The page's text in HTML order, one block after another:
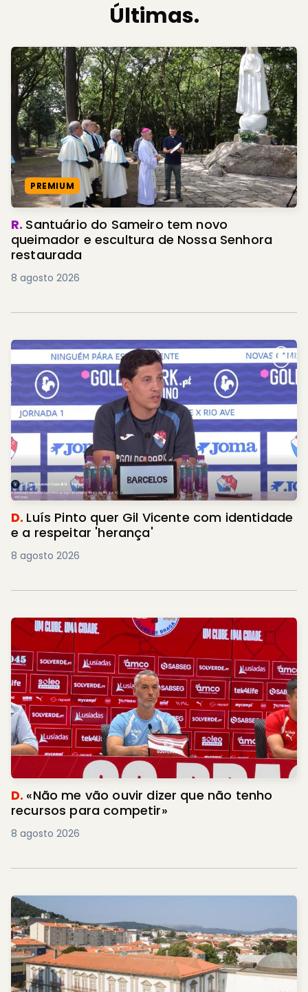
Últimas.
PREMIUM
R. Santuário do Sameiro tem novo
queimador e escultura de Nossa Senhora
restaurada
8 agosto 2026
D. Luís Pinto quer Gil Vicente com identidade
e a respeitar 'herança'
8 agosto 2026
D. «Não me vão ouvir dizer que não tenho
recursos para competir»
8 agosto 2026